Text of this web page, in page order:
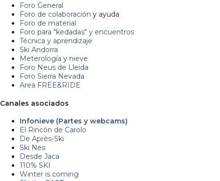
Foro General
Foro de colaboración y ayuda
Foro de material
Foro para "kedadas" y encuentros
Técnica y aprendizaje
Ski Andorra
Meterología y nieve
Foro Neus de Lleida
Foro Sierra Nevada
Area FREE&RIDE
Canales asociados
Infonieve (Partes y webcams)
El Rincón de Carolo
De Après-Ski
Ski Nes
Desde Jaca
110% SKI
Winter is coming